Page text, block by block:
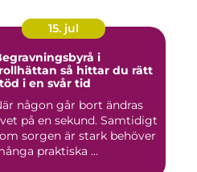
15. jul
i
så hittar du rätt
i en svår tid
någon går bort ändras
på en sekund. Samtidigt
sorgen är stark behöver
praktiska ...